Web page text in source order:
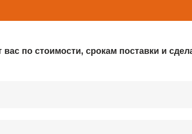
вас по стоимости, срокам поставки и